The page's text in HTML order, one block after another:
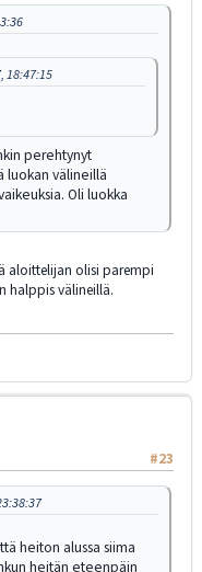
18:47:15
perehtynyt
luokan välineillä
Oli luokka
aloittelijan olisi parempi
halppis välineillä.
#23
heiton alussa siima
heitän eteenpäin